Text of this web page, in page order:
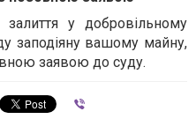
у добровільному
заподіяну вашому майну,
заявою до суду.